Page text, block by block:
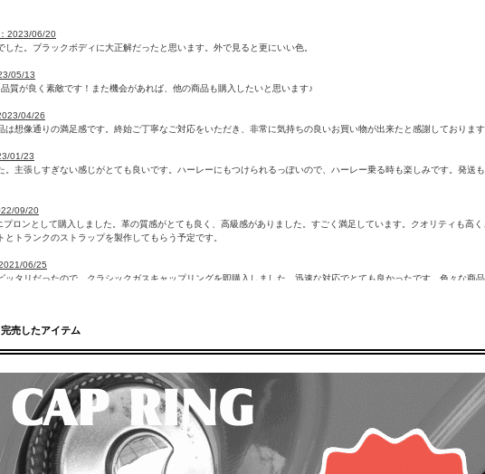
2023/06/20
た。ブラックボディに大正解だったと思います。外で見ると更にいい色。
05/13
質が良く素敵です！また機会があれば、他の商品も購入したいと思います♪
04/26
は想像通りの満足感です。終始ご丁寧なご対応をいただき、非常に気持ちの良いお買い物が出来たと感謝しております
01/23
。主張しすぎない感じがとても良いです。ハーレーにもつけられるっぽいので、ハーレー乗る時も楽しみです。発送
09/20
ロンとして購入しました。革の質感がとても良く、高級感がありました。すごく満足しています。クオリティも高
トランクのストラップを製作してもらう予定です。
06/25
ッタリだったので、クラシックガスキャップリングを即購入しました。迅速な対応でとても良かったです。色々な商
日：2018/03/11
商品で満足です。ミニバンの良いアクセントになる事、間違いなしです。
2018/01/16
した。思ったよりも細い感じでしたが、その分控え目で良い感じです。自己満足かもしれませんが、車から降りるた
07/16
完売したアイテム